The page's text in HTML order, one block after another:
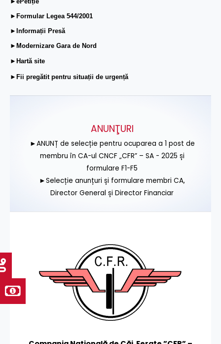
►Formular Legea 544/2001
►Informații Presă
►Modernizare Gara de Nord
►Hartă site
►Fii pregătit pentru situații de urgență
ANUNŢURI
►ANUNȚ de selecție pentru ocuparea a 1 post de
membru în CA-ul CNCF „CFR” – SA - 2025 și
formulare F1-F5
►Selecție anunțuri și formulare membri CA,
Director General și Director Financiar